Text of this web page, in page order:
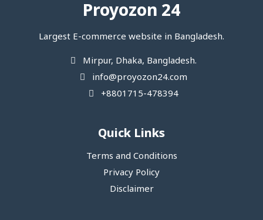
Proyozon 24
Largest E-commerce website in Bangladesh.
Mirpur, Dhaka, Bangladesh.
info@proyozon24.com
+8801715-478394
Quick Links
Terms and Conditions
Privacy Policy
Disclaimer